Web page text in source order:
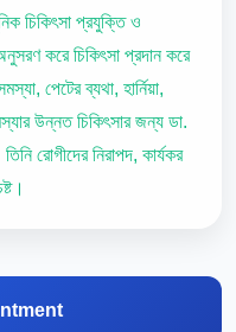
চিকিৎসা প্রযুক্তি ও
করে চিকিৎসা প্রদান করে
পেটের ব্যথা, হার্নিয়া,
উন্নত চিকিৎসার জন্য ডা.
রোগীদের নিরাপদ, কার্যকর